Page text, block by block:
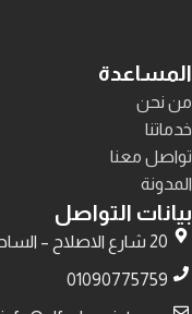
المساعدة
من نحن
خدماتنا
تواصل معنا
المدونة
بيانات التواصل
20 شارع الاصلاح – الساحل شبرا – القاهرة مصر
01090775759